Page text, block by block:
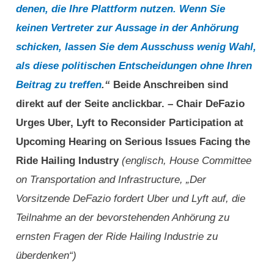
denen, die Ihre Plattform nutzen. Wenn Sie
keinen Vertreter zur Aussage in der Anhörung
schicken, lassen Sie dem Ausschuss wenig Wahl,
als diese politischen Entscheidungen ohne Ihren
Beitrag zutreffen.“ Beide Anschreiben sind
direkt auf der Seite anclickbar. – Chair DeFazio
Urges Uber, Lyft to Reconsider Participation at
Upcoming Hearing on Serious Issues Facing the
Ride Hailing Industry (englisch, House Committee
on Transportation and Infrastructure, „Der
Vorsitzende DeFazio fordert Uber und Lyft auf, die
Teilnahme an der bevorstehenden Anhörung zu
ernsten Fragen der Ride Hailing Industrie zu
überdenken“)